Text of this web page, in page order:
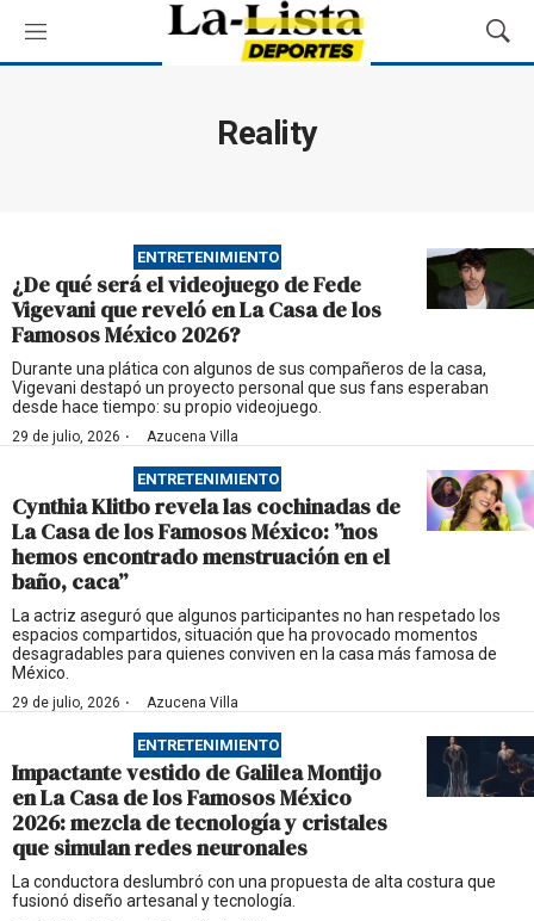
M
e
M
o
ú
q
u
Reality
ENTRETENIMIENTO
¿De qué será el videojuego de Fede
Vigevani que reveló en La Casa de los
Famosos México 2026?
Durante una plática con algunos de sus compañeros de la casa,
Vigevani destapó un proyecto personal que sus fans esperaban
desde hace tiempo: su propio videojuego.
29 de julio, 2026 · Azucena Villa
ENTRETENIMIENTO
Cynthia Klitbo revela las cochinadas de
La Casa de los Famosos México: ”nos
hemos encontrado menstruación en el
baño, caca”
La actriz aseguró que algunos participantes no han respetado los
espacios compartidos, situación que ha provocado momentos
desagradables para quienes conviven en la casa más famosa de
México.
29 de julio, 2026 · Azucena Villa
ENTRETENIMIENTO
Impactante vestido de Galilea Montijo
en La Casa de los Famosos México
2026: mezcla de tecnología y cristales
que simulan redes neuronales
La conductora deslumbró con una propuesta de alta costura que
fusionó diseño artesanal y tecnología.